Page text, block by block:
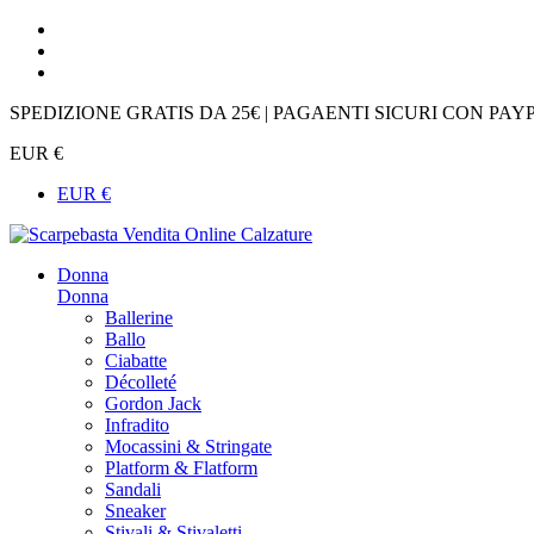
SPEDIZIONE GRATIS DA 25€ | PAGAENTI SICURI CON
EUR €
EUR €
Donna
Donna
Ballerine
Ballo
Ciabatte
Décolleté
Gordon Jack
Infradito
Mocassini & Stringate
Platform & Flatform
Sandali
Sneaker